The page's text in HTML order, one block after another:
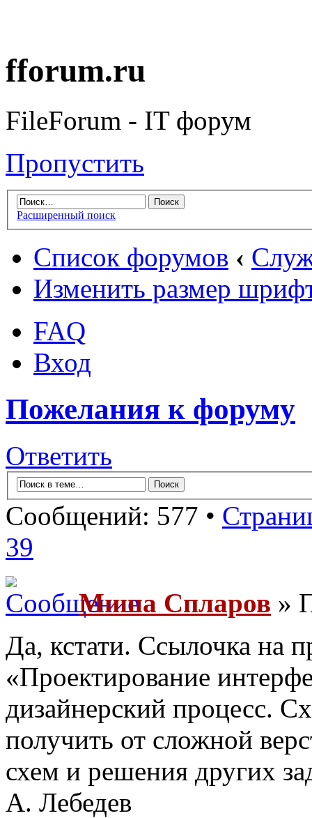
fforum.ru
FileForum - IT форум
Пропустить
Расширенный поиск
Список форумов ‹
Изменить размер
FAQ
Вход
Пожелания к форуму
Ответить
Сообщений: 577 •
39
Миша Спларов »
Да, кстати. Ссылочка на
«Проектирование
дизайнерский процесс.
получить от сложной
схем и решения других
A. Лебедев